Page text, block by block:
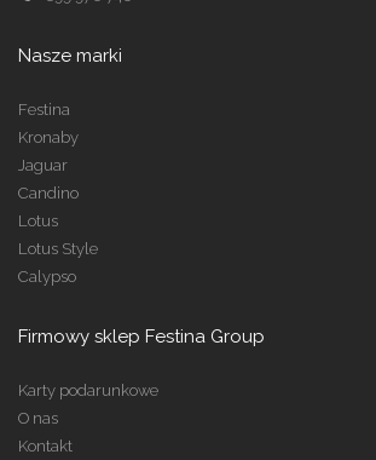
Nasze marki
Festina
Kronaby
Jaguar
Candino
Lotus
Lotus Style
Calypso
Firmowy sklep Festina Group
Karty podarunkowe
O nas
Kontakt